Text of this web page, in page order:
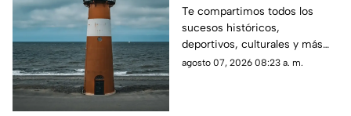
agosto? Esto se celebra
un día como hoy en
México y el mundo
Te compartimos todos los
sucesos históricos,
deportivos, culturales y más
que marcaron las efemérides
agosto 07, 2026 08:23 a. m.